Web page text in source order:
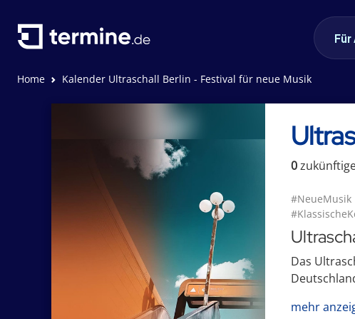
Home Kalender Ultraschall Berlin - Festival für neue Musik
0
#NeueMusik
Das
mehr